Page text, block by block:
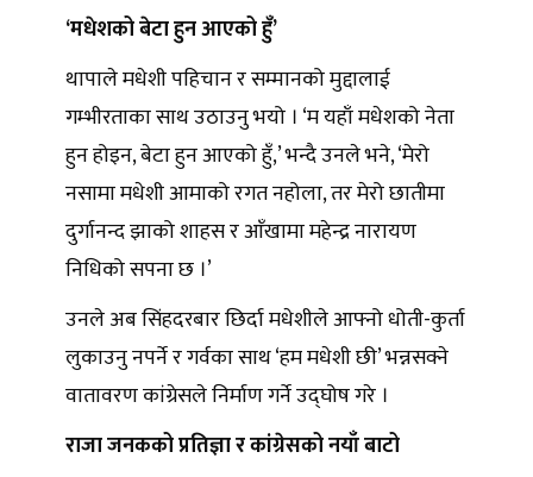
‘मधेशको बेटा हुन आएको हुँ’
थापाले मधेशी पहिचान र सम्मानको मुद्दालाई
गम्भीरताका साथ उठाउनु भयो । ‘म यहाँ मधेशको नेता
हुन होइन, बेटा हुन आएको हुँ,’ भन्दै उनले भने, ‘मेरो
नसामा मधेशी आमाको रगत नहोला, तर मेरो छातीमा
दुर्गानन्द झाको शाहस र आँखामा महेन्द्र नारायण
निधिको सपना छ ।’
उनले अब सिंहदरबार छिर्दा मधेशीले आफ्नो धोती-कुर्ता
लुकाउनु नपर्ने र गर्वका साथ ‘हम मधेशी छी’ भन्नसक्ने
वातावरण कांग्रेसले निर्माण गर्ने उद्घोष गरे ।
राजा जनकको प्रतिज्ञा र कांग्रेसको नयाँ बाटो